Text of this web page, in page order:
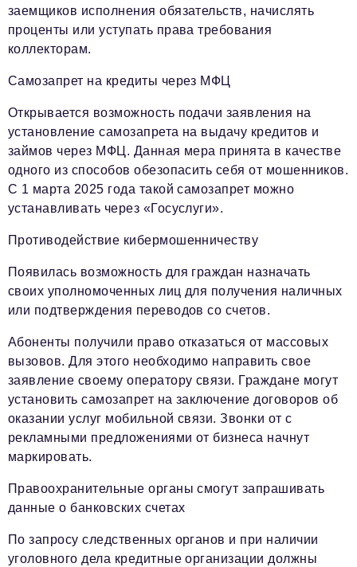
заемщиков исполнения обязательств, начислять
проценты или уступать права требования
коллекторам.
Самозапрет на кредиты через МФЦ
Открывается возможность подачи заявления на
установление самозапрета на выдачу кредитов и
займов через МФЦ. Данная мера принята в качестве
одного из способов обезопасить себя от мошенников.
С 1 марта 2025 года такой самозапрет можно
устанавливать через «Госуслуги».
Противодействие кибермошенничеству
Появилась возможность для граждан назначать
своих уполномоченных лиц для получения наличных
или подтверждения переводов со счетов.
Абоненты получили право отказаться от массовых
вызовов. Для этого необходимо направить свое
заявление своему оператору связи. Граждане могут
установить самозапрет на заключение договоров об
оказании услуг мобильной связи. Звонки от с
рекламными предложениями от бизнеса начнут
маркировать.
Правоохранительные органы смогут запрашивать
данные о банковских счетах
По запросу следственных органов и при наличии
уголовного дела кредитные организации должны